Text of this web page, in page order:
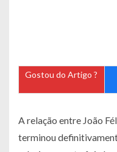
Gostou do Artigo ?
A relação entre João
terminou